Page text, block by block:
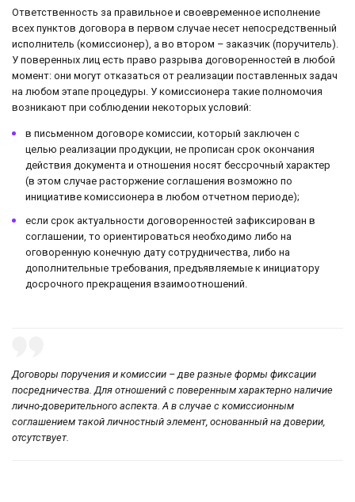
Ответственность за правильное и своевременное исполнение
всех пунктов договора в первом случае несет непосредственный
исполнитель (комиссионер), а во втором – заказчик (поручитель).
У поверенных лиц есть право разрыва договоренностей в любой
момент: они могут отказаться от реализации поставленных задач
на любом этапе процедуры. У комиссионера такие полномочия
возникают при соблюдении некоторых условий:
в письменном договоре комиссии, который заключен с
целью реализации продукции, не прописан срок окончания
действия документа и отношения носят бессрочный характер
(в этом случае расторжение соглашения возможно по
инициативе комиссионера в любом отчетном периоде);
если срок актуальности договоренностей зафиксирован в
соглашении, то ориентироваться необходимо либо на
оговоренную конечную дату сотрудничества, либо на
дополнительные требования, предъявляемые к инициатору
досрочного прекращения взаимоотношений.
Договоры поручения и комиссии – две разные формы фиксации
посредничества. Для отношений с поверенным характерно наличие
лично-доверительного аспекта. А в случае с комиссионным
соглашением такой личностный элемент, основанный на доверии,
отсутствует.